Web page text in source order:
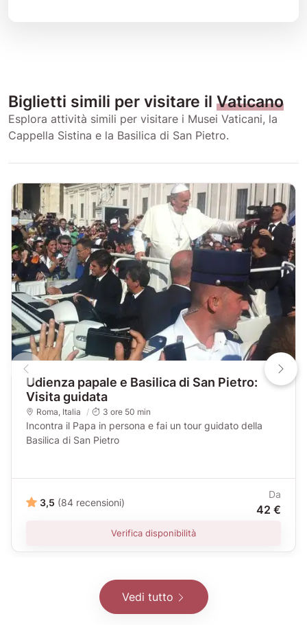
Biglietti simili per visitare il Vaticano
Esplora attività simili per visitare i Musei Vaticani, la
Cappella Sistina e la Basilica di San Pietro.
Udienza papale e Basilica di San Pietro:
Visita guidata
Roma Italia 3 ore 50 min
Incontra il Papa in persona e fai un tour guidato della
Basilica di San Pietro
3,5 (84 recensioni)
Da
42 €
Verifica disponibilità
Vedi tutto